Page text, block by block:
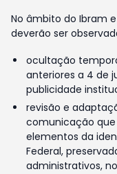
No âmbito do Ibram
deverão ser
ocultação
anteriores a 4 de
publicidade
revisão e
comunicação
elementos da
Federal,
administrativos,